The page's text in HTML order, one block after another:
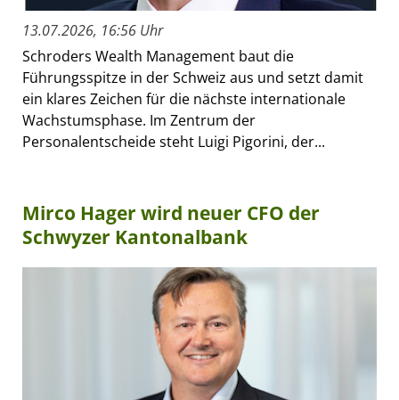
13.07.2026, 16:56 Uhr
Schroders Wealth Management baut die
Führungsspitze in der Schweiz aus und setzt damit
ein klares Zeichen für die nächste internationale
Wachstumsphase. Im Zentrum der
Personalentscheide steht Luigi Pigorini, der...
Mirco Hager wird neuer CFO der
Schwyzer Kantonalbank